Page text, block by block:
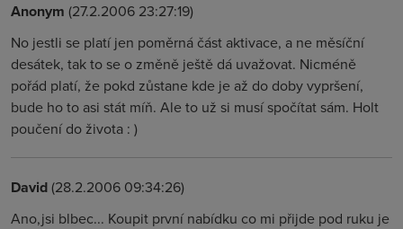
Anonym (27.2.2006 23:27:19)
No jestli se platí jen poměrná část aktivace, a ne měsíční
desátek, tak to se o změně ještě dá uvažovat. Nicméně
pořád platí, že pokd zůstane kde je až do doby vypršení,
bude ho to asi stát míň. Ale to už si musí spočítat sám. Holt
poučení do života : )
David(28.2.2006 09:34:26)
Ano,jsi blbec... Koupit první nabídku co mi přijde pod ruku je